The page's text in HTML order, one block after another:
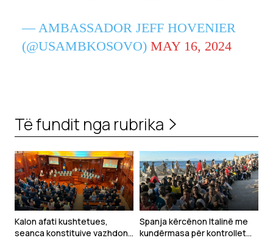
— AMBASSADOR JEFF HOVENIER
(@USAMBKOSOVO) MAY 16, 2024
Të fundit nga rubrika
Kalon afati kushtetues,
seanca konstituive vazhdon
Spanja kërcënon Italinë me
kundërmasa për kontrollet